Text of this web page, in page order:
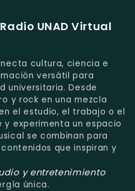
UNAD Virtual
cultura, ciencia e
versátil para
universitaria. Desde
y rock en una mezcla
el estudio, el trabajo o el
experimenta un espacio
se combinan para
que inspiran y
y entretenimiento
única.